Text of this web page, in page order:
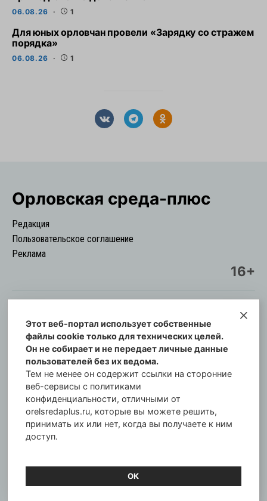
06.08.26 1
Для юных орловчан провели «Зарядку со стражем
порядка»
06.08.26 1
Орловская cреда-плюс
Редакция
Пользовательское соглашение
Реклама
16+
© Информационный городской портал
Орловская cреда-плюс, 2021-2026
Свидетельство о регистрации СМИ: ПИ №57-
00254 от 29 октября 2013 г.
Газета зарегистрирована Управлением
Федеральной службы по надзору в сфере связи,
информационных технологий и массовых
коммуникаций по Орловской области.
Главный редактор: Татьяна Филёва
Этот веб-портал использует собственные
файлы cookie только для технических целей.
Он не собирает и не передает личные данные
пользователей без их ведома.
Тем не менее он содержит ссылки на сторонние
веб-сервисы с политиками
конфиденциальности, отличными от
orelsredaplus.ru, которые вы можете решить,
принимать их или нет, когда вы получаете к ним
доступ.
ОК